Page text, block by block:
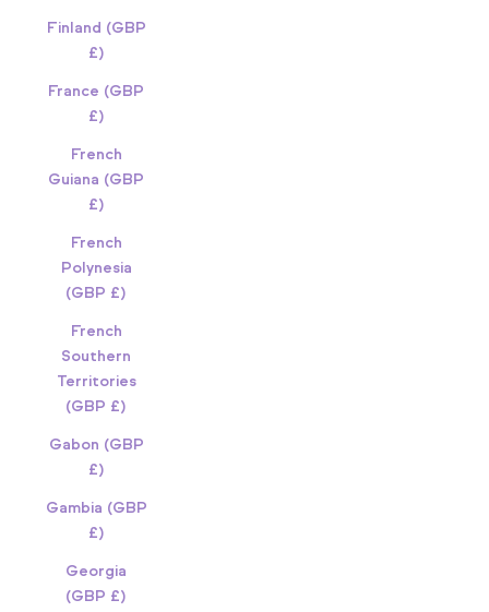
Finland (GBP
£)
France (GBP
£)
French
Guiana (GBP
£)
French
Polynesia
(GBP £)
French
Southern
Territories
(GBP £)
Gabon (GBP
£)
Gambia (GBP
£)
Georgia
(GBP £)